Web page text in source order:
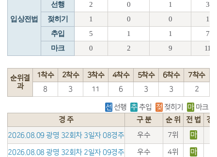
입상전법
선행
2 0 1
3
젖히기
1 0 0
1
추입
5 1 1
7
마크
0 2 9 11
순위결
과
1착수 2착수 3착수 4착수 5착수 6착수
7착수
8
3 11 6 3 3 2
선 선행 추 추입 젖 젖히기 마 마크
경 주
구 분 순 위 전 법
경
2026.08.09 광명 32회차 3일자 08경주
우수 7위 마
2026.08.08 광명 32회차 2일자 09경주 우수 4위 마